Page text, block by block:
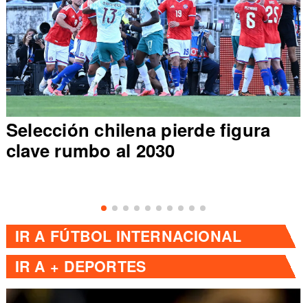
Selección chilena pierde figura
clave rumbo al 2030
IR A FÚTBOL INTERNACIONAL
IR A + DEPORTES